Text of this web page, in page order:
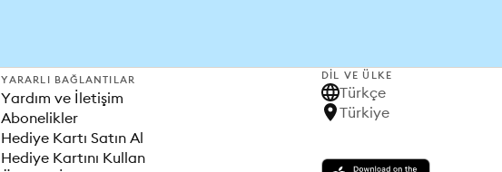
YARARLI BAĞLANTILAR
Yardım ve İletişim
Abonelikler
Hediye Kartı Satın Al
Hediye Kartını Kullan
DIL VE ÜLKE
Türkçe
Türkiye